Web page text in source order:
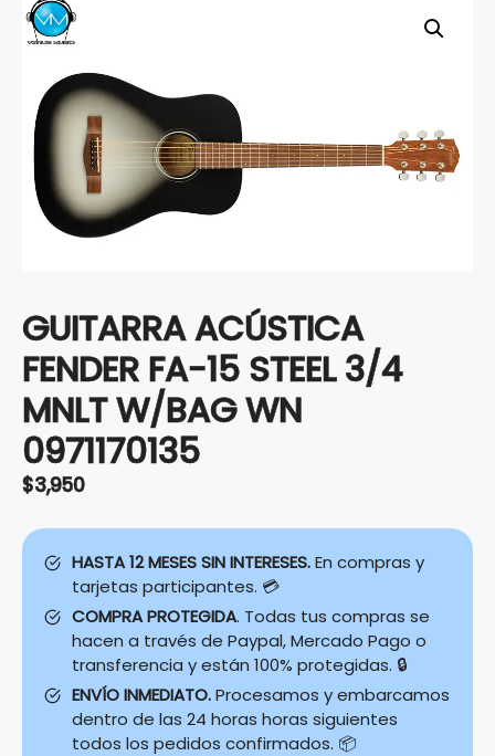
GUITARRA ACÚSTICA
FENDER FA-15 STEEL 3/4
MNLT W/BAG WN
0971170135
$3,950
HASTA 12 MESES SIN INTERESES.En compras y
tarjetas participantes. 💳
COMPRA PROTEGIDA. Todas tus compras se
hacen a través de Paypal, Mercado Pago o
transferencia y están 100% protegidas. 🔒
ENVÍO INMEDIATO.Procesamos y embarcamos
dentro de las 24 horas horas siguientes
todos los pedidos confirmados. 📦